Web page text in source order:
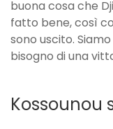
buona cosa che
fatto bene, così
sono uscito.
bisogno di una
Kossounou